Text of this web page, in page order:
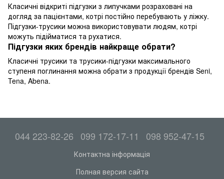
Класичні відкриті підгузки з липучками розраховані на
догляд за пацієнтами, котрі постійно перебувають у ліжку.
Підгузки-трусики можна використовувати людям, котрі
можуть підійматися та рухатися.
Підгузки яких брендів найкраще обрати?
Класичні трусики та трусики-підгузки максимального
ступеня поглинання можна обрати з продукції брендів Seni,
Tena, Abena.
044 223-82-26 099 172-17-11 098 952-47-15
Контактна інформація
Полная версия сайта